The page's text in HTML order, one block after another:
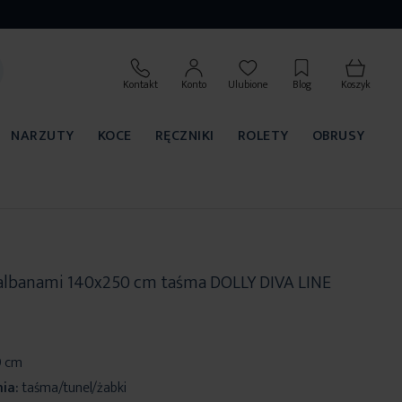
Kontakt Konto Ulubione Blog Koszyk
NARZUTY KOCE RĘCZNIKI ROLETY OBRUSY
140x250 cm taśma DOLLY DIVA LINE
cm
taśma/tunel/żabki